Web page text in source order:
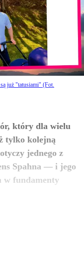
już "tatusiami" (Fot.
który dla wielu
tylko kolejną
jednego z
Spahna — i jego
w fundamenty